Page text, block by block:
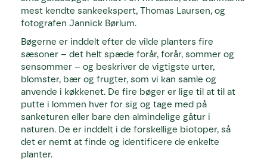
mest kendte sankeekspert, Thomas Laursen, og
fotografen Jannick Børlum.
Bøgerne er inddelt efter de vilde planters fire
sæsoner – det helt spæde forår, forår, sommer og
sensommer – og beskriver de vigtigste urter,
blomster, bær og frugter, som vi kan samle og
anvende i køkkenet. De fire bøger er lige til at til at
putte i lommen hver for sig og tage med på
sanketuren eller bare den almindelige gåtur i
naturen. De er inddelt i de forskellige biotoper, så
det er nemt at finde og identificere de enkelte
planter.